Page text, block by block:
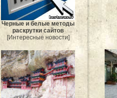
Черные и белые методы
раскрутки сайтов
[Интересные новости]